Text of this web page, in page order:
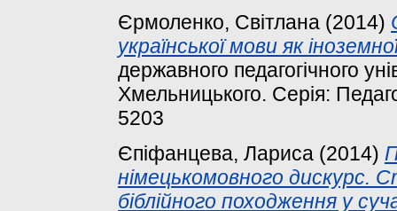
Єрмоленко, Світлана (2014)
української мови як
державного педагогічного
Хмельницького. Серія:
5203
Єпіфанцева, Лариса (2014)
німецькомовного дискурс.
біблійного походження у